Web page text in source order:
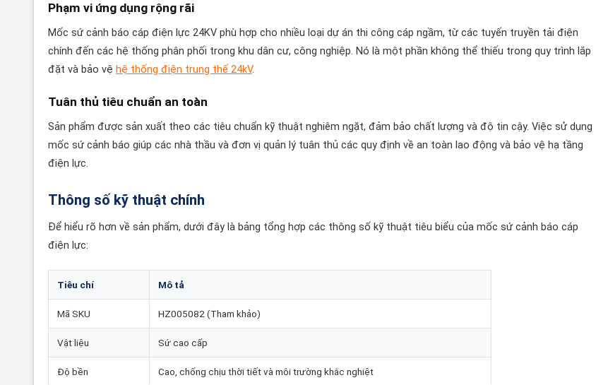
Phạm vi ứng dụng rộng rãi
Mốc sứ cảnh báo cáp điện lực 24KV phù hợp cho nhiều loại dự án thi công cáp ngầm, từ các tuyến truyền tải điện
chính đến các hệ thống phân phối trong khu dân cư, công nghiệp. Nó là một phần không thể thiếu trong quy trình lắp
đặt và bảo vệ hệ thống điện trung thế 24kV.
Tuân thủ tiêu chuẩn an toàn
Sản phẩm được sản xuất theo các tiêu chuẩn kỹ thuật nghiêm ngặt, đảm bảo chất lượng và độ tin cậy. Việc sử dụng
mốc sứ cảnh báo giúp các nhà thầu và đơn vị quản lý tuân thủ các quy định về an toàn lao động và bảo vệ hạ tầng
điện lực.
Thông số kỹ thuật chính
Để hiểu rõ hơn về sản phẩm, dưới đây là bảng tổng hợp các thông số kỹ thuật tiêu biểu của mốc sứ cảnh báo cáp
điện lực:
Tiêu chí Mô tả
Mã SKU HZ005082 (Tham khảo)
Vật liệu Sứ cao cấp
Độ bền Cao, chống chịu thời tiết và môi trường khắc nghiệt